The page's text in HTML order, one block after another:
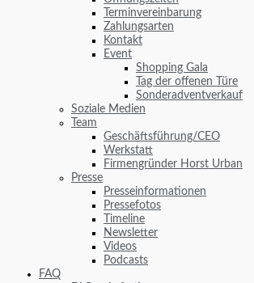
Terminvereinbarung
Zahlungsarten
Kontakt
Event
Shopping Gala
Tag der offenen Türe
Sonderadventverkauf
Soziale Medien
Team
Geschäftsführung/CEO
Werkstatt
Firmengründer Horst Urban
Presse
Presseinformationen
Pressefotos
Timeline
Newsletter
Videos
Podcasts
FAQ